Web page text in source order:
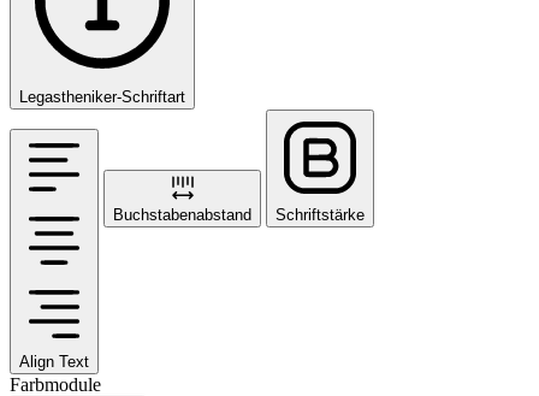
Legastheniker-Schriftart
Align Text
Buchstabenabstand Schriftstärke
Farbmodule